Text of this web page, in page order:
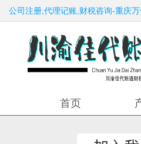
公司注册,代理记账,财税咨询-重庆
首页